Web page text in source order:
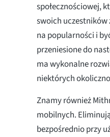
społecznościowej,
swoich uczestników
na popularności i
przeniesione do
ma wykonalne
niektórych
Znamy również
mobilnych.
bezpośrednio przy